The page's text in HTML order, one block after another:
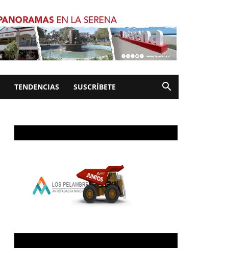
TENDENCIAS SUSCRÍBETE